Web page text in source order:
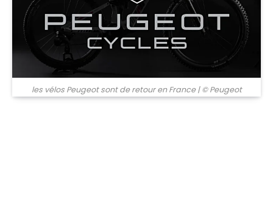
les vélos Peugeot sont de retour en France| © Peugeot